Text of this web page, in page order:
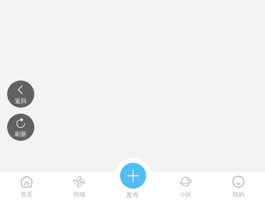

返回

刷新

首页

同城

发布

小区

我的